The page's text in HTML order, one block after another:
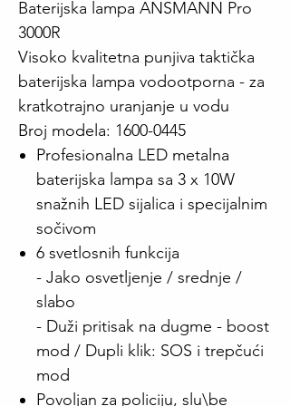
Baterijska lampa ANSMANN Pro
3000R
Visoko kvalitetna punjiva taktička
baterijska lampa vodootporna - za
kratkotrajno uranjanje u vodu
Broj modela: 1600-0445
Profesionalna LED metalna
baterijska lampa sa 3 x 10W
snažnih LED sijalica i specijalnim
sočivom
6 svetlosnih funkcija
- Jako osvetljenje / srednje /
slabo
- Duži pritisak na dugme - boost
mod / Dupli klik: SOS i trepčući
mod
Povoljan za policiju, slu\be